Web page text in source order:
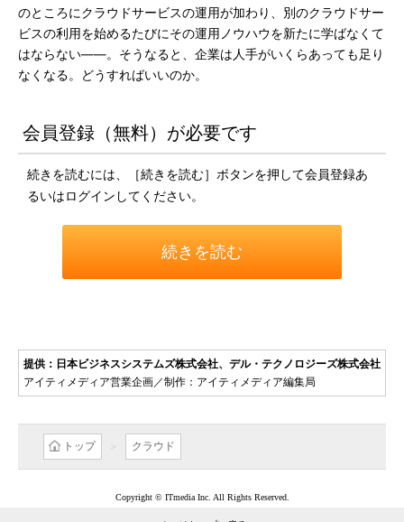
のところにクラウドサービスの運用が加わり、別のクラウドサー
ビスの利用を始めるたびにその運用ノウハウを新たに学ばなくて
はならない――。そうなると、企業は人手がいくらあっても足り
なくなる。どうすればいいのか。
会員登録（無料）が必要です
続きを読むには、［続きを読む］ボタンを押して会員登録あ
るいはログインしてください。
続きを読む
提供：日本ビジネスシステムズ株式会社、デル・テクノロジーズ株式会社
アイティメディア営業企画／制作：アイティメディア編集局
トップ クラウド
Copyright © ITmedia Inc. All Rights Reserved.